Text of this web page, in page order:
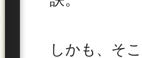
しかも、そ